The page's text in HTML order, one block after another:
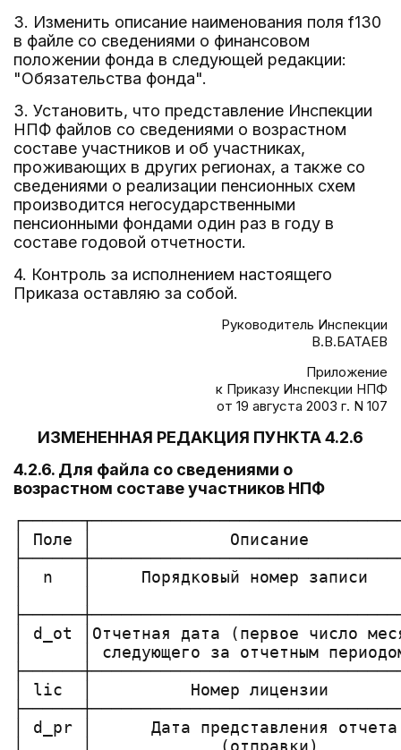
3. Изменить описание наименования поля f130
в файле со сведениями о финансовом
положении фонда в следующей редакции:
"Обязательства фонда".
3. Установить, что представление Инспекции
НПФ файлов со сведениями о возрастном
составе участников и об участниках,
проживающих в других регионах, а также со
сведениями о реализации пенсионных схем
производится негосударственными
пенсионными фондами один раз в году в
составе годовой отчетности.
4. Контроль за исполнением настоящего
Приказа оставляю за собой.
Руководитель Инспекции
В.В.БАТАЕВ
Приложение
к Приказу Инспекции НПФ
от 19 августа 2003 г. N 107
ИЗМЕНЕННАЯ РЕДАКЦИЯ ПУНКТА 4.2.6
4.2.6. Для файла со сведениями о
возрастном составе участников НПФ
│ Поле │              Описание
│  n   │     Порядковый номер записи
│ d_ot │Отчетная дата (первое число
│      │ следующего за отчетным
│ lic  │          Номер лицензии
│ d_pr │      Дата представления
│      │             (отправки)